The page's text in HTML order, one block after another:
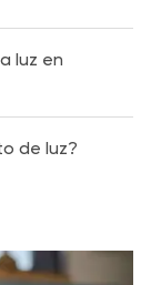
luz en
de luz?